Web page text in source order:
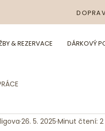
& REZERVACE DÁRKOVÝ
26. 5. 2025 Minut čtení: 2